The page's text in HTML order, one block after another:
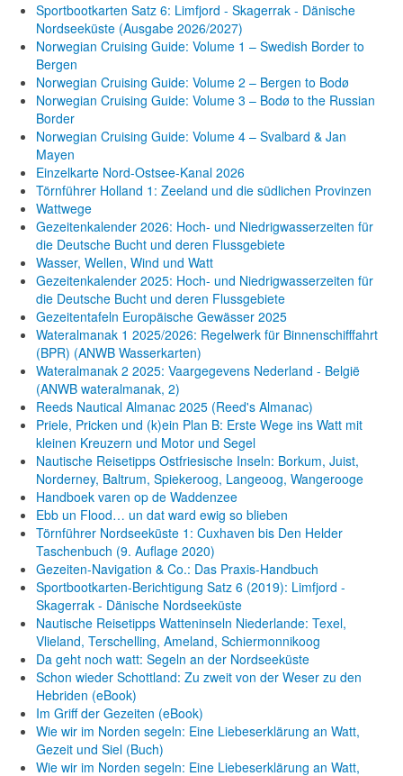
Sportbootkarten Satz 6: Limfjord - Skagerrak - Dänische
Nordseeküste (Ausgabe 2026/2027)
Norwegian Cruising Guide: Volume 1 – Swedish Border to
Bergen
Norwegian Cruising Guide: Volume 2 – Bergen to Bodø
Norwegian Cruising Guide: Volume 3 – Bodø to the Russian
Border
Norwegian Cruising Guide: Volume 4 – Svalbard & Jan
Mayen
Einzelkarte Nord-Ostsee-Kanal 2026
Törnführer Holland 1: Zeeland und die südlichen Provinzen
Wattwege
Gezeitenkalender 2026: Hoch- und Niedrigwasserzeiten für
die Deutsche Bucht und deren Flussgebiete
Wasser, Wellen, Wind und Watt
Gezeitenkalender 2025: Hoch- und Niedrigwasserzeiten für
die Deutsche Bucht und deren Flussgebiete
Gezeitentafeln Europäische Gewässer 2025
Wateralmanak 1 2025/2026: Regelwerk für Binnenschifffahrt
(BPR) (ANWB Wasserkarten)
Wateralmanak 2 2025: Vaargegevens Nederland - België
(ANWB wateralmanak, 2)
Reeds Nautical Almanac 2025 (Reed's Almanac)
Priele, Pricken und (k)ein Plan B: Erste Wege ins Watt mit
kleinen Kreuzern und Motor und Segel
Nautische Reisetipps Ostfriesische Inseln: Borkum, Juist,
Norderney, Baltrum, Spiekeroog, Langeoog, Wangerooge
Handboek varen op de Waddenzee
Ebb un Flood… un dat ward ewig so blieben
Törnführer Nordseeküste 1: Cuxhaven bis Den Helder
Taschenbuch (9. Auflage 2020)
Gezeiten-Navigation & Co.: Das Praxis-Handbuch
Sportbootkarten-Berichtigung Satz 6 (2019): Limfjord -
Skagerrak - Dänische Nordseeküste
Nautische Reisetipps Watteninseln Niederlande: Texel,
Vlieland, Terschelling, Ameland, Schiermonnikoog
Da geht noch watt: Segeln an der Nordseeküste
Schon wieder Schottland: Zu zweit von der Weser zu den
Hebriden (eBook)
Im Griff der Gezeiten (eBook)
Wie wir im Norden segeln: Eine Liebeserklärung an Watt,
Gezeit und Siel (Buch)
Wie wir im Norden segeln: Eine Liebeserklärung an Watt,